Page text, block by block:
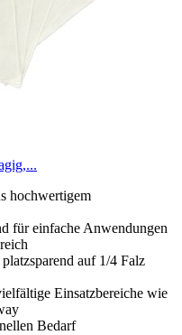
hochwertigem
für einfache Anwendungen
auf 1/4 Falz
Einsatzbereiche wie
Bedarf